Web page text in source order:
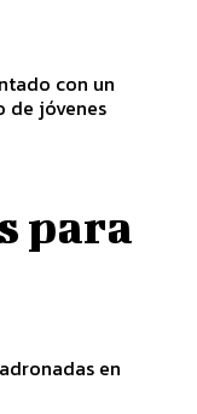
con un
de jóvenes
para
en